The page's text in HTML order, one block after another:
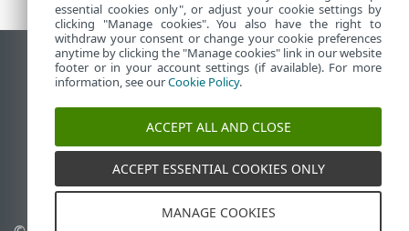
Visualizza sito desktop
End of Life
ESET Knowledge Base
ESET Status Portal
Supporto regionale
essential cookies only", or adjust your cookie settings by
clicking "Manage cookies". You also have the right to
withdraw your consent or change your cookie preferences
anytime by clicking the "Manage cookies" link in our website
footer or in your account settings (if available). For more
information, see ourCookie Policy.
ACCEPT ALL AND CLOSE
ACCEPT ESSENTIAL COOKIES ONLY
MANAGE COOKIES